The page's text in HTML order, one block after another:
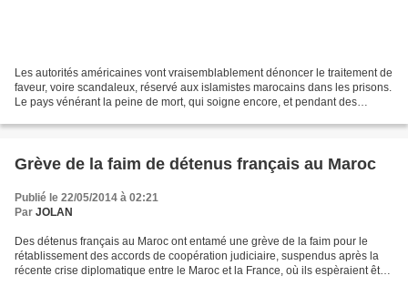
Les autorités américaines vont vraisemblablement dénoncer le traitement de
faveur, voire scandaleux, réservé aux islamistes marocains dans les prisons.
Le pays vénérant la peine de mort, qui soigne encore, et pendant des
Grève de la faim de détenus français au Maroc
Publié le 22/05/2014 à 02:21
Par JOLAN
Des détenus français au Maroc ont entamé une grève de la faim pour le
rétablissement des accords de coopération judiciaire, suspendus après la
récente crise diplomatique entre le Maroc et la France, où ils espèraient être